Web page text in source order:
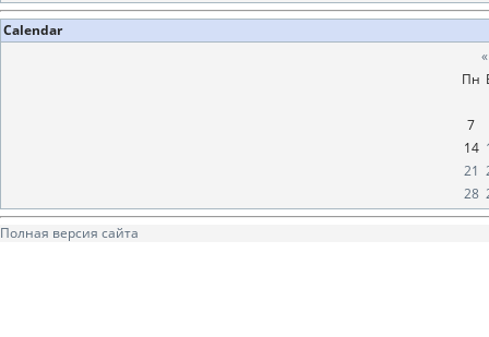
Calendar
«
Пн
7
14
21
28
Полная версия сайта